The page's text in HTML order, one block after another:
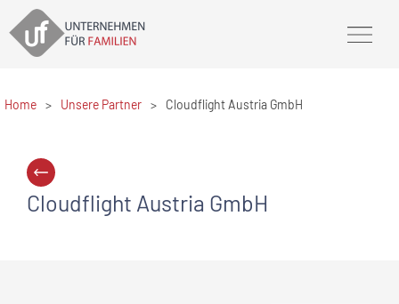
Home > Unsere Partner > Cloudflight Austria GmbH
Cloudflight Austria GmbH